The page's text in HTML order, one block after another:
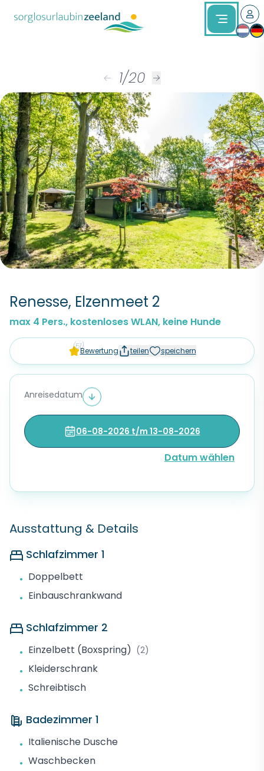
← 1/20 →
Renesse, Elzenmeet 2
max 4 Pers., kostenloses WLAN, keine Hunde
(51)Bewertung teilen speichern
Ausstattung & Details
Schlafzimmer 1
• Doppelbett
• Einbauschrankwand
Schlafzimmer 2
• Einzelbett (Boxspring) (2)
• Kleiderschrank
• Schreibtisch
Badezimmer 1
• Italienische Dusche
• Waschbecken
Anreisedatum
06-08-2026 t/m 13-08-2026
Datum wählen